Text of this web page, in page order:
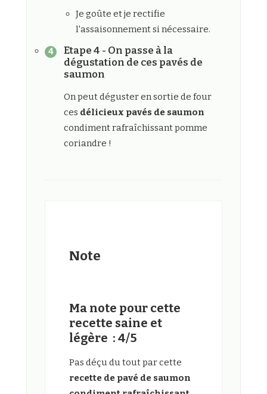
Je goûte et je rectifie
l'assaisonnement si nécessaire.
Etape 4 - On passe à la
dégustation de ces pavés de
saumon
On peut déguster en sortie de four
ces délicieux pavés de saumon
condiment rafraîchissant pomme
coriandre !
Note
Ma note pour cette
recette saine et
légère : 4/5
Pas déçu du tout par cette
recette de pavé de saumon